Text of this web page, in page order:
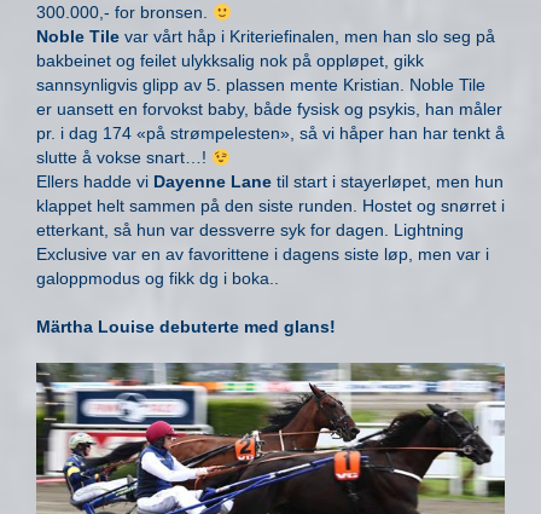
300.000,- for bronsen.
Noble Tile var vårt håp i Kriteriefinalen, men han slo seg på
bakbeinet og feilet ulykksalig nok på oppløpet, gikk
sannsynligvis glipp av 5. plassen mente Kristian. Noble Tile
er uansett en forvokst baby, både fysisk og psykis, han måler
pr. i dag 174 «på strømpelesten», så vi håper han har tenkt å
slutte å vokse snart…!
Ellers hadde vi Dayenne Lane til start i stayerløpet, men hun
klappet helt sammen på den siste runden. Hostet og snørret i
etterkant, så hun var dessverre syk for dagen. Lightning
Exclusive var en av favorittene i dagens siste løp, men var i
galoppmodus og fikk dg i boka..
Märtha Louise debuterte med glans!